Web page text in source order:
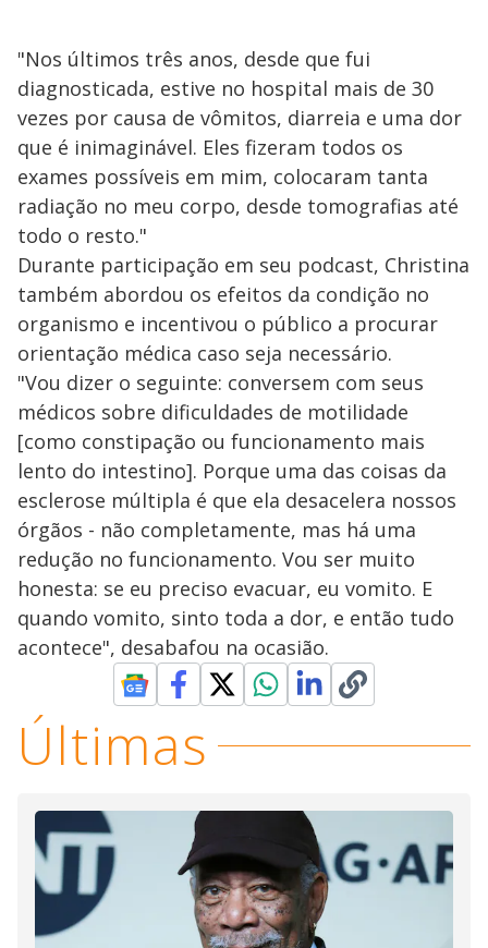
"Nos últimos três anos, desde que fui
diagnosticada, estive no hospital mais de 30
vezes por causa de vômitos, diarreia e uma dor
que é inimaginável. Eles fizeram todos os
exames possíveis em mim, colocaram tanta
radiação no meu corpo, desde tomografias até
todo o resto."
Durante participação em seu podcast, Christina
também abordou os efeitos da condição no
organismo e incentivou o público a procurar
orientação médica caso seja necessário.
"Vou dizer o seguinte: conversem com seus
médicos sobre dificuldades de motilidade
[como constipação ou funcionamento mais
lento do intestino]. Porque uma das coisas da
esclerose múltipla é que ela desacelera nossos
órgãos - não completamente, mas há uma
redução no funcionamento. Vou ser muito
honesta: se eu preciso evacuar, eu vomito. E
quando vomito, sinto toda a dor, e então tudo
acontece", desabafou na ocasião.
Últimas